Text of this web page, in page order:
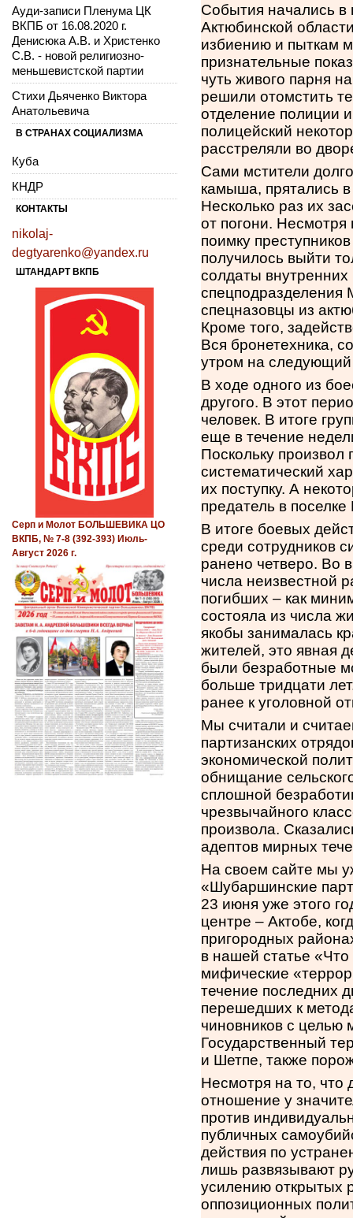
События начались
Актюбинской
избиению и пыткам
признательные
чуть живого парня
решили отомстить
отделение полиции
полицейский
расстреляли во
Сами мстители
камыша, прятались
Несколько раз их
от погони. Несмотря
поимку
получилось выйти
солдаты внутренних
спецподразделения
спецназовцы из
Кроме того,
Вся бронетехника,
утром на следующий
В ходе одного из
другого. В этот
человек. В итоге
еще в течение
Поскольку
систематический
их поступку. А
предатель в поселке
В итоге боевых
среди сотрудников
ранено четверо. Во
числа неизвестной
погибших – как
состояла из числа
якобы занималась
жителей, это явная
были безработные
больше тридцати
ранее к уголовной
Мы считали и
партизанских
экономической
обнищание
сплошной
чрезвычайного
произвола.
адептов мирных
На своем сайте мы
«Шубаршинские
23 июня уже этого
центре – Актобе,
пригородных
в нашей статье
мифические
течение последних
перешедших к
чиновников с целью
Государственный
и Шетпе, также
Несмотря на то, что
отношение у
против
публичных
действия по
лишь развязывают
усилению открытых
оппозиционных
Ауди-записи Пленума ЦК
ВКПБ от 16.08.2020 г.
Денисюка А.В. и Христенко
С.В. - новой религиозно-
меньшевистской партии
Стихи Дьяченко Виктора
Анатольевича
В СТРАНАХ СОЦИАЛИЗМА
Куба
КНДР
КОНТАКТЫ
nikolaj-
degtyarenko@yandex.ru
ШТАНДАРТ ВКПБ
Серп и Молот БОЛЬШЕВИКА ЦО
ВКПБ, № 7-8 (392-393) Июль-
Август 2026 г.